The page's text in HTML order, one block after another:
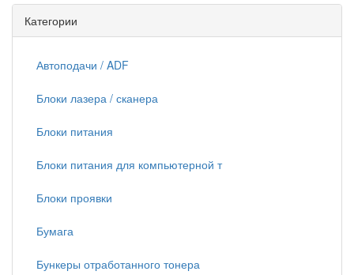
Категории
Автоподачи / ADF
Блоки лазера / сканера
Блоки питания
Блоки питания для компьютерной т
Блоки проявки
Бумага
Бункеры отработанного тонера